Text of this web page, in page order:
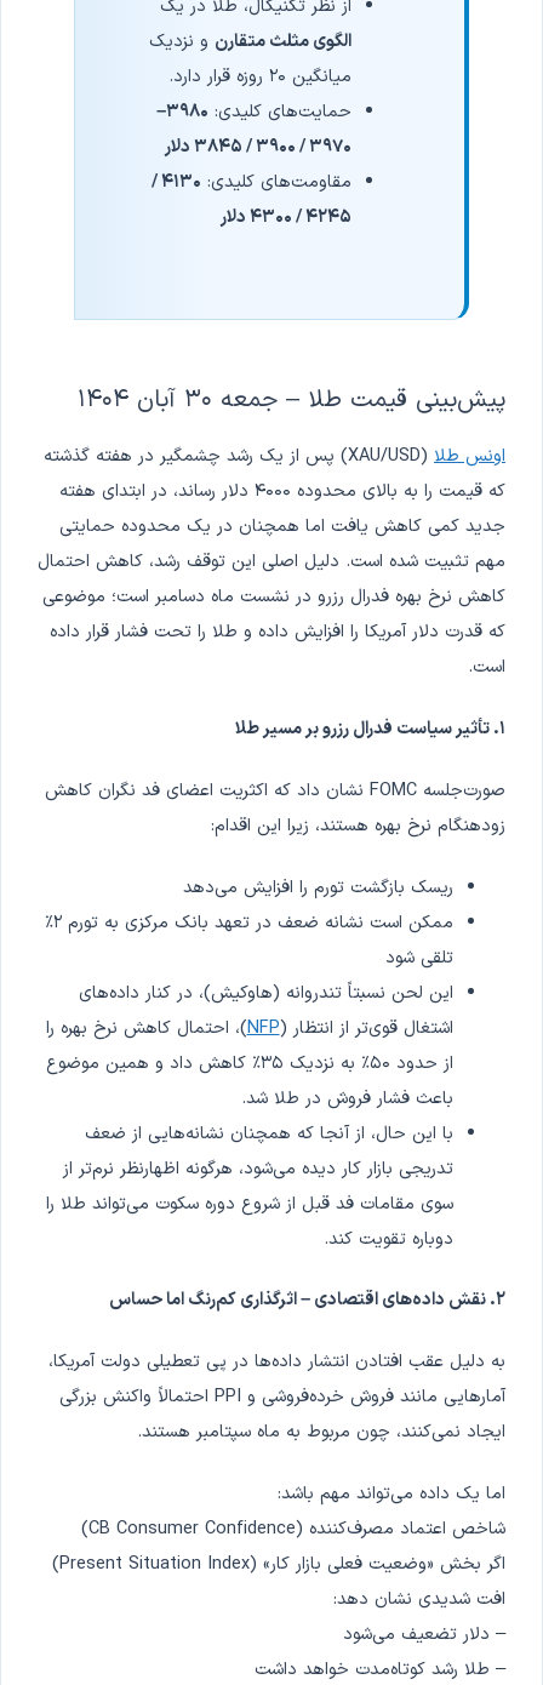
از نظر تکنیکال، طلا در یک
الگوی مثلث متقارن و نزدیک
میانگین ۲۰ روزه قرار دارد.
حمایت‌های کلیدی:
۳۹۸۰–
۳۹۷۰ / ۳۹۰۰ / ۳۸۴۵ دلار
مقاومت‌های کلیدی:
۴۱۳۰ /
۴۲۴۵ / ۴۳۰۰ دلار
پیش‌بینی قیمت طلا – جمعه ۳۰ آبان ۱۴۰۴
اونس طلا
(XAU/USD) پس از یک رشد چشمگیر در هفته گذشته
که قیمت را به بالای محدوده ۴۰۰۰ دلار رساند، در ابتدای هفته
جدید کمی کاهش یافت اما همچنان در یک محدوده حمایتی
مهم تثبیت شده است. دلیل اصلی این توقف رشد، کاهش احتمال
کاهش نرخ بهره فدرال رزرو در نشست ماه دسامبر است؛ موضوعی
که قدرت دلار آمریکا را افزایش داده و طلا را تحت فشار قرار داده
است.
۱. تأثیر سیاست فدرال رزرو بر مسیر طلا
صورت‌جلسه FOMC نشان داد که اکثریت اعضای فد نگران کاهش
زودهنگام نرخ بهره هستند، زیرا این اقدام:
ریسک بازگشت تورم را افزایش می‌دهد
ممکن است نشانه ضعف در تعهد بانک مرکزی به تورم ۲٪
تلقی شود
این لحن نسبتاً تندروانه (هاوکیش)، در کنار داده‌های
اشتغال قوی‌تر از انتظار (NFP)، احتمال کاهش نرخ بهره را
از حدود ۵۰٪ به نزدیک ۳۵٪ کاهش داد و همین موضوع
باعث فشار فروش در طلا شد.
با این حال، از آنجا که همچنان نشانه‌هایی از ضعف
تدریجی بازار کار دیده می‌شود، هرگونه اظهارنظر نرم‌تر از
سوی مقامات فد قبل از شروع دوره سکوت می‌تواند طلا را
دوباره تقویت کند.
۲. نقش داده‌های اقتصادی – اثرگذاری کم‌رنگ اما حساس
به دلیل عقب افتادن انتشار داده‌ها در پی تعطیلی دولت آمریکا،
آمارهایی مانند فروش خرده‌فروشی و PPI احتمالاً واکنش بزرگی
ایجاد نمی‌کنند، چون مربوط به ماه سپتامبر هستند.
اما یک داده می‌تواند مهم باشد:
شاخص اعتماد مصرف‌کننده (CB Consumer Confidence)
اگر بخش «وضعیت فعلی بازار کار» (Present Situation Index)
افت شدیدی نشان دهد:
– دلار تضعیف می‌شود
– طلا رشد کوتاه‌مدت خواهد داشت